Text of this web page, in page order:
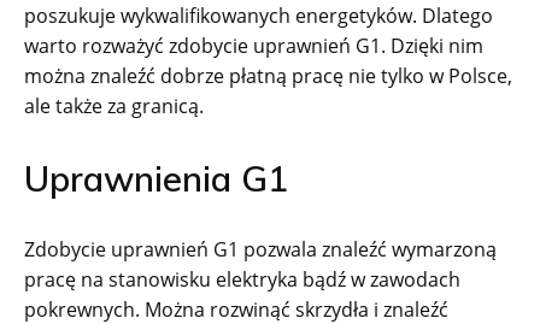
poszukuje wykwalifikowanych energetyków. Dlatego
warto rozważyć zdobycie uprawnień G1. Dzięki nim
można znaleźć dobrze płatną pracę nie tylko w Polsce,
ale także za granicą.
Uprawnienia G1
Zdobycie uprawnień G1 pozwala znaleźć wymarzoną
pracę na stanowisku elektryka bądź w zawodach
pokrewnych. Można rozwinąć skrzydła i znaleźć